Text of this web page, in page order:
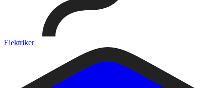
Elektriker